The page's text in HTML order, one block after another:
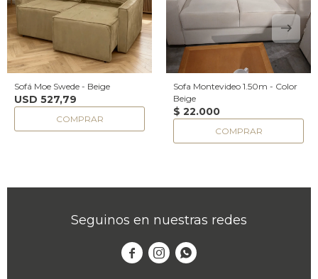
Sofá Moe Swede - Beige
USD 527,79
Sofa Montevideo 1.50m - Color
Beige
$ 22.000
Seguinos en nuestras redes
  